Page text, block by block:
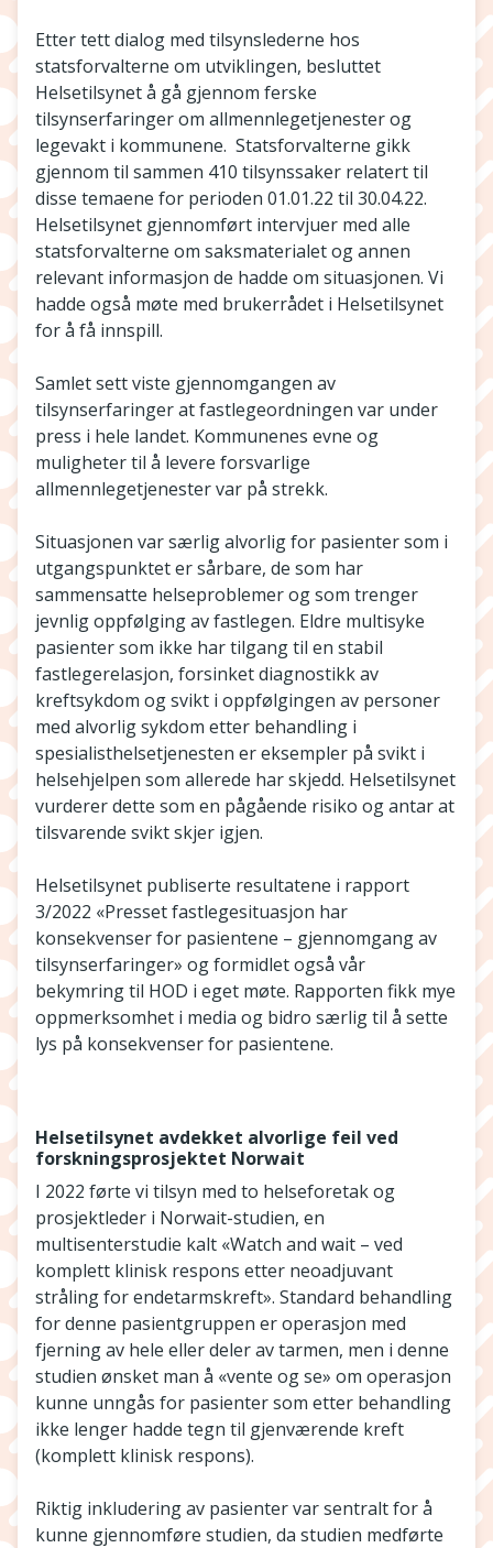
Etter tett dialog med tilsynslederne hos
statsforvalterne om utviklingen, besluttet
Helsetilsynet å gå gjennom ferske
tilsynserfaringer om allmennlegetjenester og
legevakt i kommunene. Statsforvalterne gikk
gjennom til sammen 410 tilsynssaker relatert til
disse temaene for perioden 01.01.22 til 30.04.22.
Helsetilsynet gjennomført intervjuer med alle
statsforvalterne om saksmaterialet og annen
relevant informasjon de hadde om situasjonen. Vi
hadde også møte med brukerrådet i Helsetilsynet
for å få innspill.
Samlet sett viste gjennomgangen av
tilsynserfaringer at fastlegeordningen var under
press i hele landet. Kommunenes evne og
muligheter til å levere forsvarlige
allmennlegetjenester var på strekk.
Situasjonen var særlig alvorlig for pasienter som i
utgangspunktet er sårbare, de som har
sammensatte helseproblemer og som trenger
jevnlig oppfølging av fastlegen. Eldre multisyke
pasienter som ikke har tilgang til en stabil
fastlegerelasjon, forsinket diagnostikk av
kreftsykdom og svikt i oppfølgingen av personer
med alvorlig sykdom etter behandling i
spesialisthelsetjenesten er eksempler på svikt i
helsehjelpen som allerede har skjedd. Helsetilsynet
vurderer dette som en pågående risiko og antar at
tilsvarende svikt skjer igjen.
Helsetilsynet publiserte resultatene i rapport
3/2022 «Presset fastlegesituasjon har
konsekvenser for pasientene – gjennomgang av
tilsynserfaringer» og formidlet også vår
bekymring til HOD i eget møte. Rapporten fikk mye
oppmerksomhet i media og bidro særlig til å sette
lys på konsekvenser for pasientene.
Helsetilsynet avdekket alvorlige feil ved
forskningsprosjektet Norwait
I 2022 førte vi tilsyn med to helseforetak og
prosjektleder i Norwait-studien, en
multisenterstudie kalt «Watch and wait – ved
komplett klinisk respons etter neoadjuvant
stråling for endetarmskreft». Standard behandling
for denne pasientgruppen er operasjon med
fjerning av hele eller deler av tarmen, men i denne
studien ønsket man å «vente og se» om operasjon
kunne unngås for pasienter som etter behandling
ikke lenger hadde tegn til gjenværende kreft
(komplett klinisk respons).
Riktig inkludering av pasienter var sentralt for å
kunne gjennomføre studien, da studien medførte